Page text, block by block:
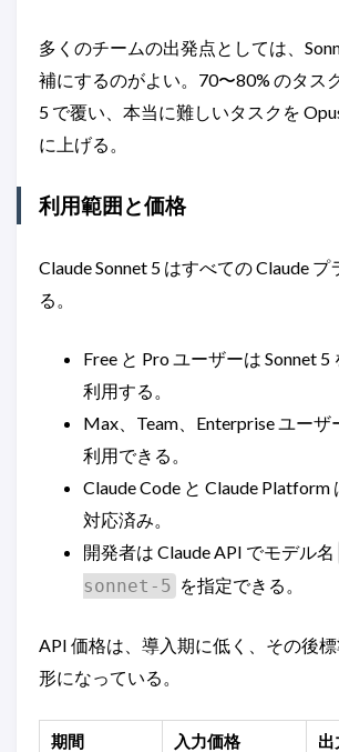
多くのチームの出発点としては、
補にするのがよい。70〜80% のタス
5 で覆い、本当に難しいタスクを
に上げる。
利用範囲と価格
Claude Sonnet 5 はすべての Claude プ
る。
Free と Pro ユーザーは Sonnet
利用する。
Max、Team、Enterprise ユーザ
利用できる。
Claude Code と Claude Platform
対応済み。
開発者は Claude API でモデル名
sonnet-5 を指定できる。
API 価格は、導入期に低く、その後
形になっている。
期間 入力価格 出